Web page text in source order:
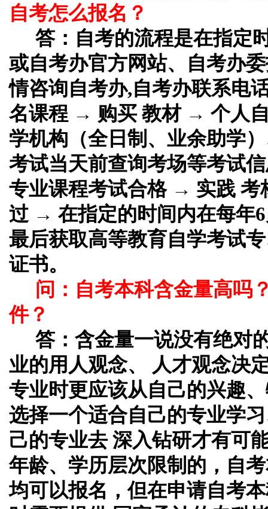
自考怎么报名？
答： 自考的流程是在指定
或自考办官方网站、自考办
情咨询自考办,自考办联系电
名课程 → 购买 教材 → 个人
学机构（全日制、业余助学
考试当天前查询考场等考试
专业课程考试合格 → 实践
过 → 在指定的时间内在每年
最后获取高等教育自学考试
证书。
问：自考本科含金量高吗
件？
答： 含金量一说没有绝对
业的用人观念、 人才观念决
专业时更应该从自己的兴趣
选择一个适合自己的专业学
己的专业去 深入钻研才有可
年龄、学历层次限制的，自
均可以报名，但在申请自考